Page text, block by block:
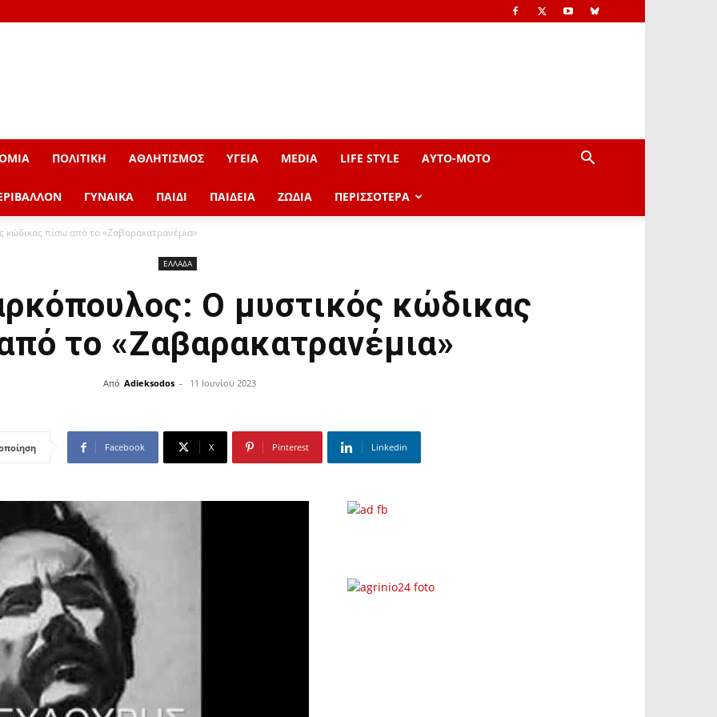
ΠΟΛΙΤΙΚΗ ΑΘΛΗΤΙΣΜΟΣ ΥΓΕΙΑ MEDIA LIFE STYLE AYTO-ΜOTO
ΓΥΝΑΙΚΑ ΠΑΙΔΙ ΠΑΙΔΕΙΑ ΖΩΔΙΑ ΠΕΡΙΣΣΟΤΕΡΑ
πίσω από το «Ζαβαρακατρανέμια»
ΕΛΛΑΔΑ
Ο μυστικός κώδικας
το «Ζαβαρακατρανέμια»
Από Adieksodos - 11 Ιουνίου 2023
Facebook X Pinterest Linkedin